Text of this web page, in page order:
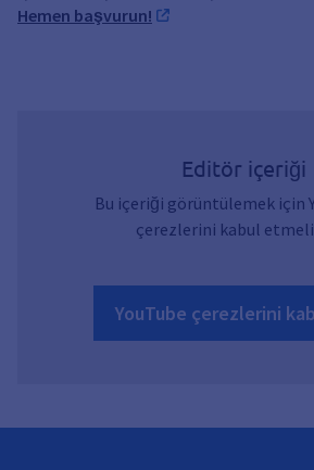
Hemen başvurun!
Editör içeriği
Bu içeriği görüntülemek için
çerezlerini kabul
YouTube çerezlerini